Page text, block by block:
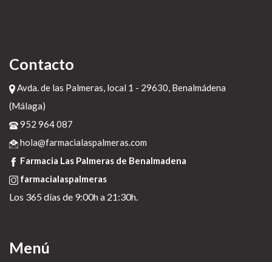
Contacto
Avda. de las Palmeras, local 1 - 29630, Benalmádena
(Málaga)
952 964 087
hola@farmacialaspalmeras.com
Farmacia Las Palmeras de Benalmadena
farmacialaspalmeras
Los 365 días de 9:00h a 21:30h.
Menú